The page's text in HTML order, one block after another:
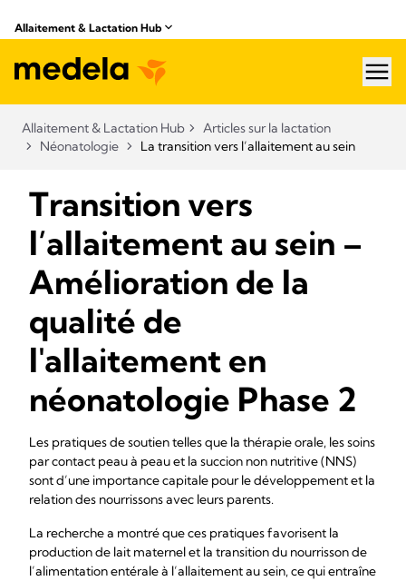
Allaitement & Lactation Hub
Allaitement & Lactation Hub
Articles sur la lactation
Néonatologie
La transition vers l’allaitement au sein
Transition vers
l’allaitement au sein –
Amélioration de la
qualité de
l'allaitement en
néonatologie Phase 2
Les pratiques de soutien telles que la thérapie orale, les soins
par contact peau à peau et la succion non nutritive (NNS)
sont d’une importance capitale pour le développement et la
relation des nourrissons avec leurs parents.
La recherche a montré que ces pratiques favorisent la
production de lait maternel et la transition du nourrisson de
l’alimentation entérale à l’allaitement au sein, ce qui entraîne